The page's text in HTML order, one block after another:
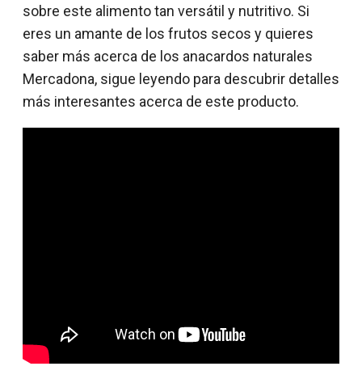
sobre este alimento tan versátil y nutritivo. Si
eres un amante de los frutos secos y quieres
saber más acerca de los anacardos naturales
Mercadona, sigue leyendo para descubrir detalles
más interesantes acerca de este producto.